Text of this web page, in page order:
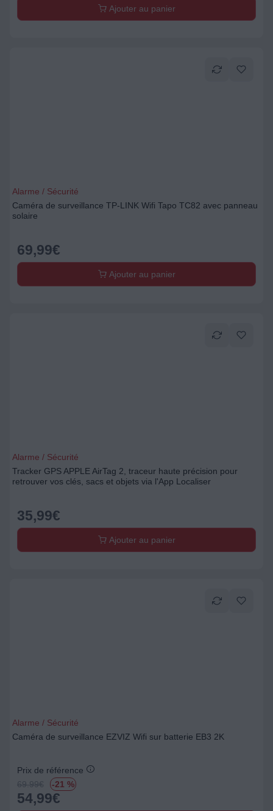
Ajouter au panier
Alarme / Sécurité
Caméra de surveillance TP-LINK Wifi Tapo TC82 avec panneau
solaire
69,99€
Ajouter au panier
Alarme / Sécurité
Tracker GPS APPLE AirTag 2, traceur haute précision pour
retrouver vos clés, sacs et objets via l'App Localiser
35,99€
Ajouter au panier
Alarme / Sécurité
Caméra de surveillance EZVIZ Wifi sur batterie EB3 2K
Prix de référence
69.99€ -21 %
54,99€